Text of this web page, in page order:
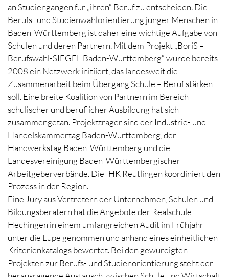
an Studiengängen für „ihren“ Beruf zu entscheiden. Die
Berufs- und Studienwahlorientierung junger Menschen in
Baden-Württemberg ist daher eine wichtige Aufgabe von
Schulen und deren Partnern. Mit dem Projekt „BoriS –
Berufswahl-SIEGEL Baden-Württemberg“ wurde bereits
2008 ein Netzwerk initiiert, das landesweit die
Zusammenarbeit beim Übergang Schule – Beruf stärken
soll. Eine breite Koalition von Partnern im Bereich
schulischer und beruflicher Ausbildung hat sich
zusammengetan. Projektträger sind der Industrie- und
Handelskammertag Baden-Württemberg, der
Handwerkstag Baden-Württemberg und die
Landesvereinigung Baden-Württembergischer
Arbeitgeberverbände. Die IHK Reutlingen koordiniert den
Prozess in der Region.
Eine Jury aus Vertretern der Unternehmen, Schulen und
Bildungsberatern hat die Angebote der Realschule
Hechingen in einem umfangreichen Audit im Frühjahr
unter die Lupe genommen und anhand eines einheitlichen
Kriterienkatalogs bewertet. Bei den gewürdigten
Projekten zur Berufs- und Studienorientierung steht der